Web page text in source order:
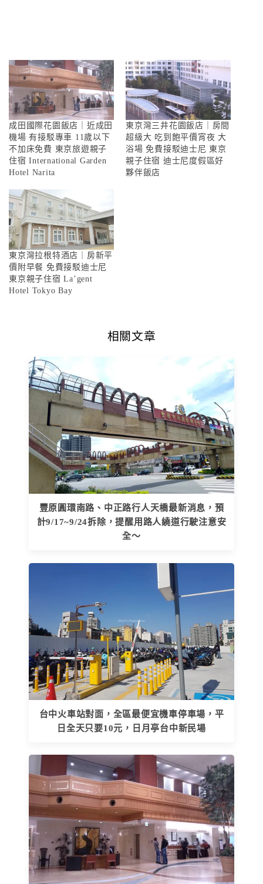
成田國際花園飯店｜近成田
機場 有接駁專車 11歲以下
不加床免費 東京旅遊親子
住宿 International Garden
Hotel Narita
東京灣三井花園飯店｜房間
超級大 吃到飽平價宵夜 大
浴場 免費接駁迪士尼 東京
親子住宿 迪士尼度假區好
夥伴飯店
東京灣拉根特酒店｜房新平
價附早餐 免費接駁迪士尼
東京親子住宿 La’gent
Hotel Tokyo Bay
相關文章
豐原圓環南路、中正路行人天橋最新消息，預
計9/17~9/24拆除，提醒用路人繞道行駛注意安
全～
台中火車站對面，全區最便宜機車停車場，平
日全天只要10元，日月亭台中新民場